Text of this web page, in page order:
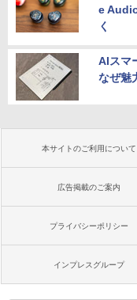
e
く
AIスマ
なぜ魅
本サイトのご利用について
広告掲載のご案内
プライバシーポリシー
インプレスグループ